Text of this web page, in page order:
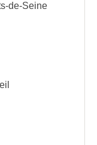
de-Seine